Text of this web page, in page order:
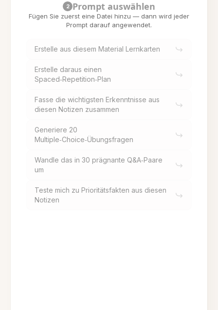
2 Prompt auswählen
Fügen Sie zuerst eine Datei hinzu — dann wird jeder
Prompt darauf angewendet.
Erstelle aus diesem Material Lernkarten
Erstelle daraus einen
Spaced‑Repetition‑Plan
Fasse die wichtigsten Erkenntnisse aus
diesen Notizen zusammen
Generiere 20
Multiple‑Choice‑Übungsfragen
Wandle das in 30 prägnante Q&A‑Paare
um
Teste mich zu Prioritätsfakten aus diesen
Notizen